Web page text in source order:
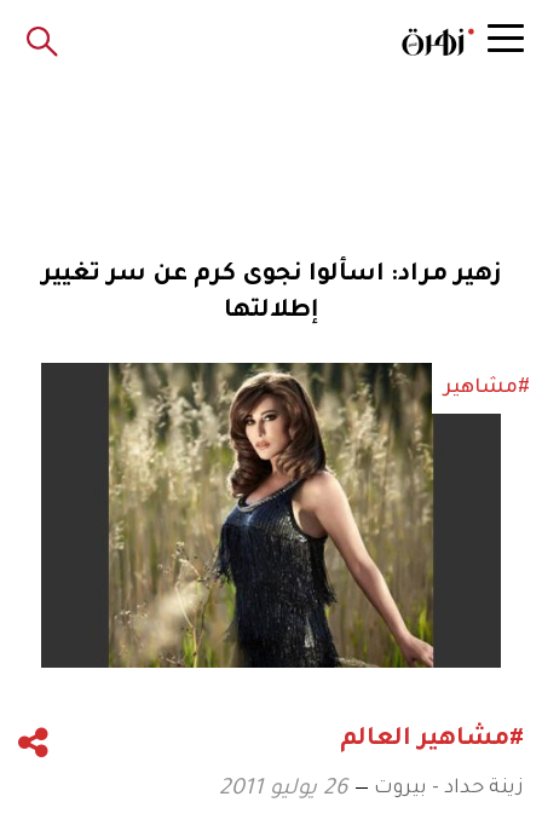
زهير مراد: اسألوا نجوى كرم عن سر تغيير
إطلالتها
#مشاهير
#مشاهير العالم
زينة حداد - بيروت 26 يوليو 2011